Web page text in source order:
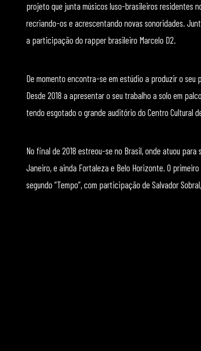
projeto que junta músicos luso-brasileiros residentes
recriando-os e acrescentando novas sonoridades.
a participação do rapper brasileiro Marcelo D2.
De momento encontra-se em estúdio a produzir o
Desde 2018 a apresentar o seu trabalho a solo em
tendo esgotado o grande auditório do Centro Cultural
No final de 2018 estreou-se no Brasil, onde atuou
Janeiro, e ainda Fortaleza e Belo Horizonte. O
segundo “Tempo”, com participação de Salvador